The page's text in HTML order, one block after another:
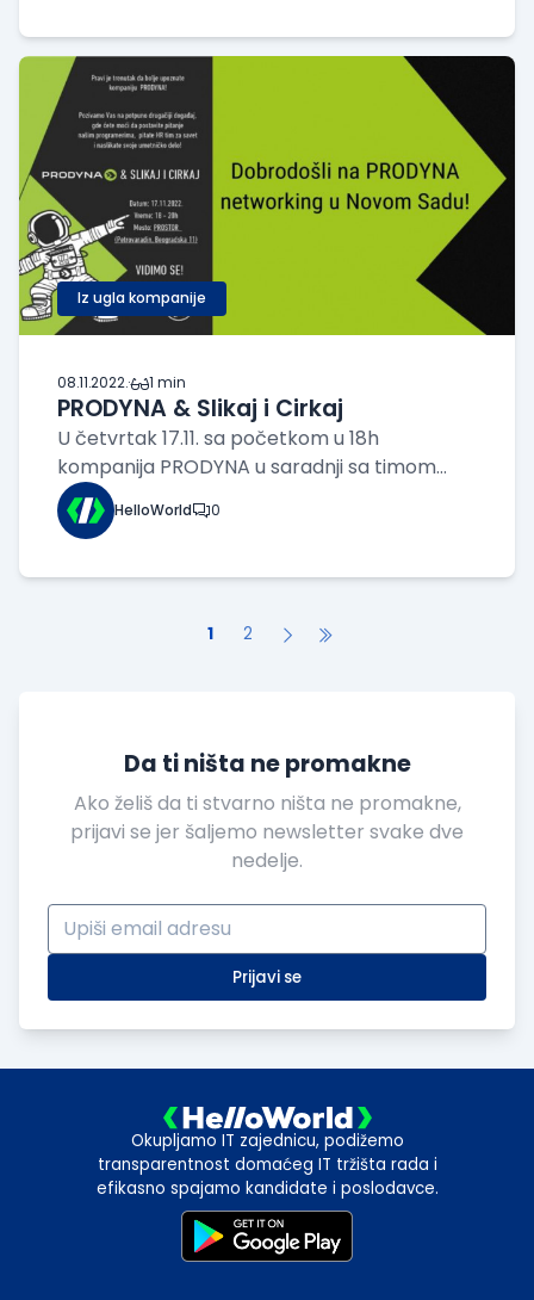
koje nudi GitHubov Copilot kako bi prepo
Iz ugla kompanije
08.11.2022.· 1 min
PRODYNA & Slikaj i Cirkaj
U četvrtak 17.11. sa početkom u 18h
kompanija PRODYNA u saradnji sa timom
Slikaj i Cirkaj organizuje jedinstveni
networking u lokalu PROSTOR na
HelloWorld 0
1 2
Da ti ništa ne promakne
Ako želiš da ti stvarno ništa ne promakne,
prijavi se jer šaljemo newsletter svake dve
nedelje.
Prijavi se
Okupljamo IT zajednicu, podižemo
transparentnost domaćeg IT tržišta rada i
efikasno spajamo kandidate i poslodavce.